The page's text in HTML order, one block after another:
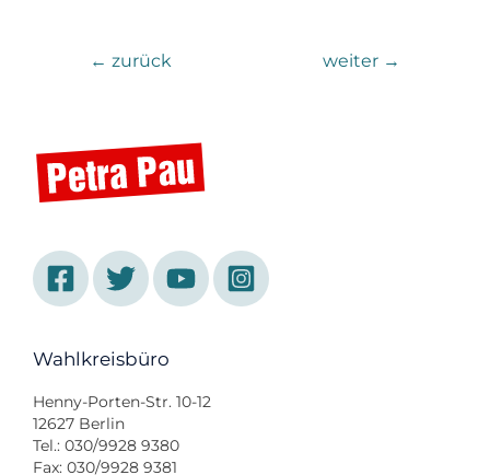
← zurück weiter →
Wahlkreisbüro
Henny-Porten-Str. 10-12
12627 Berlin
Tel.: 030/9928 9380
Fax: 030/9928 9381